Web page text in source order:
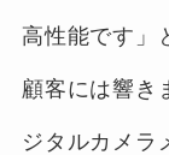
高性能です」
顧客には響き
ジタルカメラ